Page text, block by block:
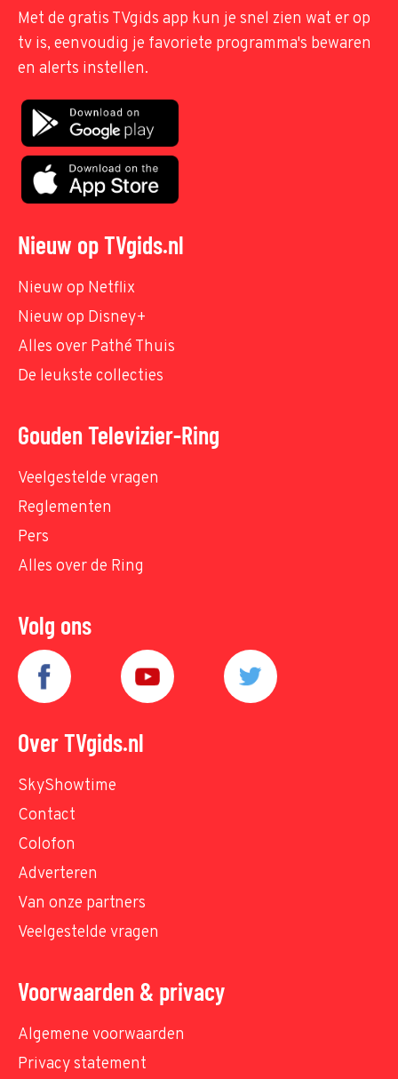
Met de gratis TVgids app kun je snel zien wat er op
tv is, eenvoudig je favoriete programma's bewaren
en alerts instellen.
Nieuw op TVgids.nl
Nieuw op Netflix
Nieuw op Disney+
Alles over Pathé Thuis
De leukste collecties
Gouden Televizier-Ring
Veelgestelde vragen
Reglementen
Pers
Alles over de Ring
Volg ons
Over TVgids.nl
SkyShowtime
Contact
Colofon
Adverteren
Van onze partners
Veelgestelde vragen
Voorwaarden & privacy
Algemene voorwaarden
Privacy statement